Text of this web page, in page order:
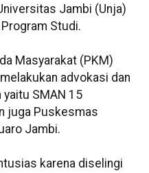
Jambi (Unja)
Studi.
Masyarakat (PKM)
advokasi dan
SMAN 15
juga Puskesmas
Jambi.
karena diselingi